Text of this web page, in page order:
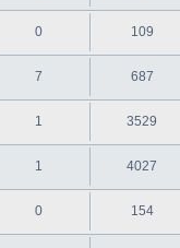
0 109
7 687
1 3529
1 4027
0 154